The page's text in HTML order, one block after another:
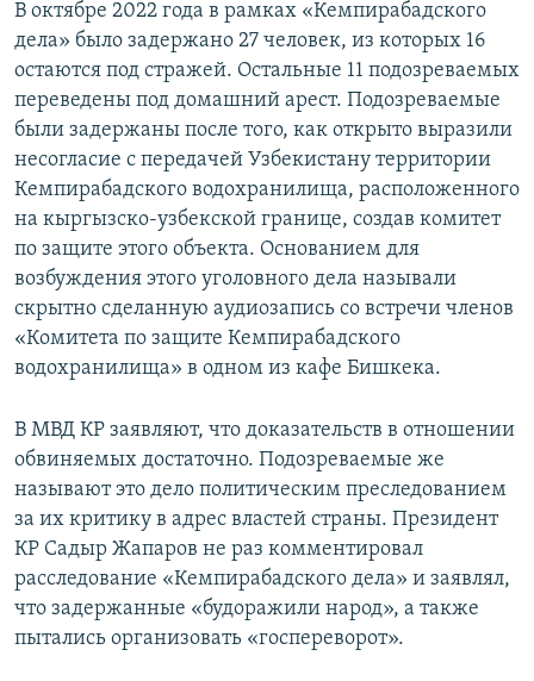
В октябре 2022 года в рамках «Кемпирабадского
дела» было задержано 27 человек, из которых 16
остаются под стражей. Остальные 11 подозреваемых
переведены под домашний арест. Подозреваемые
были задержаны после того, как открыто выразили
несогласие с передачей Узбекистану территории
Кемпирабадского водохранилища, расположенного
на кыргызско-узбекской границе, создав комитет
по защите этого объекта. Основанием для
возбуждения этого уголовного дела называли
скрытно сделанную аудиозапись со встречи членов
«Комитета по защите Кемпирабадского
водохранилища» в одном из кафе Бишкека.
В МВД КР заявляют, что доказательств в отношении
обвиняемых достаточно. Подозреваемые же
называют это дело политическим преследованием
за их критику в адрес властей страны. Президент
КР Садыр Жапаров не раз комментировал
расследование «Кемпирабадского дела» и заявлял,
что задержанные «будоражили народ», а также
пытались организовать «госпереворот».